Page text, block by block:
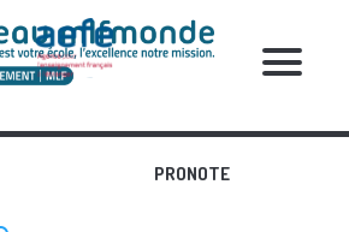
PRONOTE
for:>